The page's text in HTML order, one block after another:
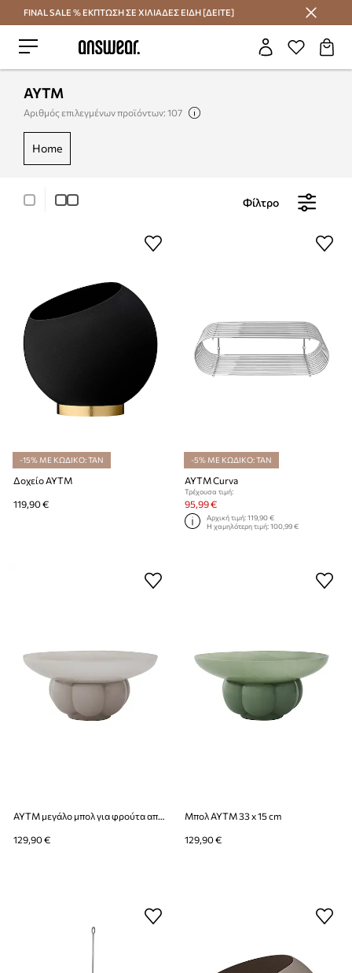
Εξοικονομήστε με το Answear Club
FINAL SALE % ΕΚΠΤΩΣΗ ΣΕ ΧΙΛΙΑΔΕΣ ΕΙΔΗ [ΔΕΙΤΕ]
AYTM
Αριθμός επιλεγμένων προϊόντων: 107
home
Φίλτρο
-15% ΜΕ ΚΩΔΙΚΟ: TAN
Δοχείο AYTM
119,90 €
-5% ΜΕ ΚΩΔΙΚΟ: TAN
AYTM Curva
Τρέχουσα τιμή:
95,99 €
Αρχική τιμή:119,90 €
Η χαμηλότερη τιμή:100,99 €
AYTM μεγάλο μπολ για φρούτα από χρωματισμένο γυαλί 33 x 15 cm
129,90 €
Μπολ AYTM 33 x 15 cm
129,90 €